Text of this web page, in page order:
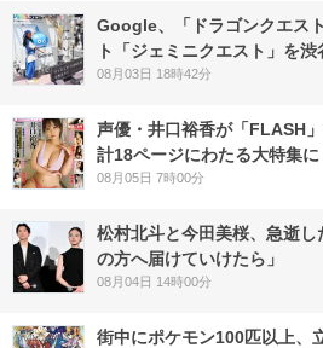
Google、「ドラゴンクエス
ト「ジェミニクエスト」を
08月03日 18時42分
声優・井口裕香が「FLASH
計18ページにわたる大特集に
08月05日 7時00分
松村北斗と今田美桜、急逝し
の方へ届けていけたら」
08月04日 14時00分
街中にポケモン100匹以上